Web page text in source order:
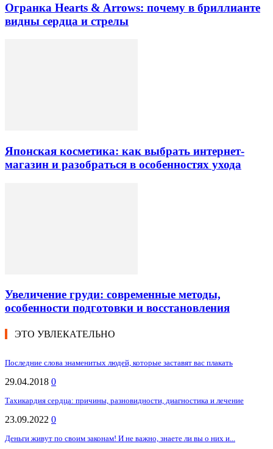
Огранка Hearts & Arrows: почему в бриллианте
видны сердца и стрелы
Японская косметика: как выбрать интернет-
магазин и разобраться в особенностях ухода
Увеличение груди: современные методы,
особенности подготовки и восстановления
ЭТО УВЛЕКАТЕЛЬНО
Последние слова знаменитых людей, которые заставят вас плакать
29.04.2018 0
Тахикардия сердца: причины, разновидности, диагностика и лечение
23.09.2022 0
Деньги живут по своим законам! И не важно, знаете ли вы о них и...